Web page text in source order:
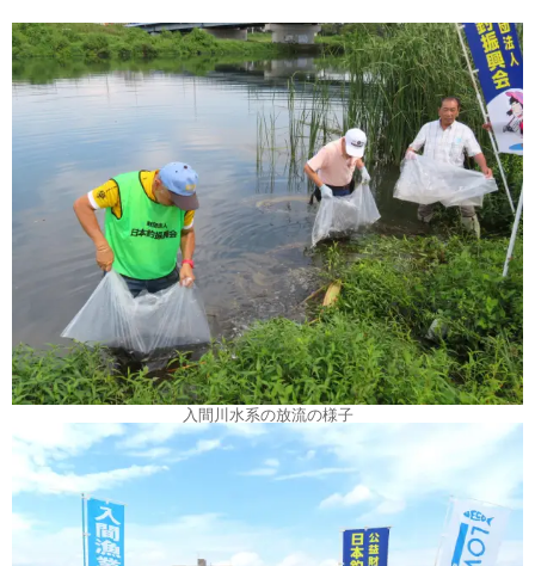
入間川水系の放流の様子